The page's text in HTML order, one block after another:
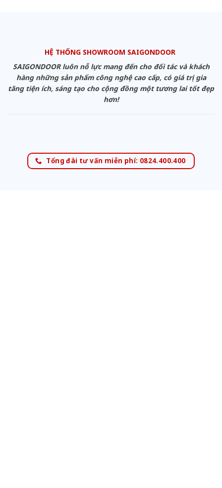
HỆ THỐNG SHOWROOM SAIGONDOOR
SAIGONDOOR luôn nỗ lực mang đến cho đối tác và khách
hàng những sản phẩm công nghệ cao cấp, có giá trị gia
tăng tiện ích, sáng tạo cho cộng đồng một tương lai tốt đẹp
hơn!
Tổng đài tư vấn miễn phí: 0824.400.400